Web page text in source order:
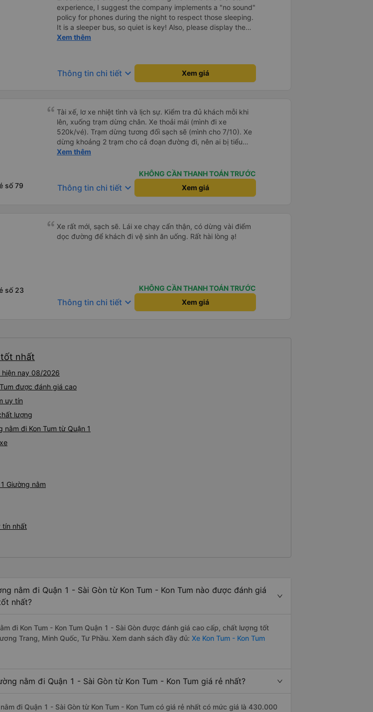
experience, I suggest the company implements a "no sound"
policy for phones during the night to respect those sleeping.
It is a sleeper bus, so quiet is key! Also, please display the
Wi-Fi password clearly inside the cabin for convenience. I
hơn, tôi góp ý nhà xe nên có quy định rõ ràng về việc giữ im
lặng (tắt âm thanh điện thoại) vào ban đêm để tránh làm
Tôi vẫn sẽ tiếp tục ủng hộ nhà xe trong tương lai!
Xem thêm
Thông tin chi tiết keyboard_arrow_down Xem giá
số 79
Tài xế, lơ xe nhiệt tình và lịch sự. Kiểm tra đủ khách mỗi khi
lên, xuống trạm dừng chân. Xe thoải mái (mình đi xe
520k/vé). Trạm dừng tương đối sạch sẽ (mình cho 7/10). Xe
dừng khoảng 2 trạm cho cả đoạn đường đi, nên ai bị tiểu
nhiều thì trước khi khởi hành ráng đừng uống nhiều nước
sáng của ngày khởi hành nhà xe sẽ gọi để hẹn giờ. Các bạn
phải đến đúng giờ nhà xe hẹn nhé.
Xem thêm
KHÔNG CẦN THANH TOÁN TRƯỚC
Thông tin chi tiết keyboard_arrow_down Xem giá
số 23
Xe rất mới, sạch sẽ. Lái xe chạy cẩn thận, có dừng vài điểm
dọc đường để khách đi vệ sinh ăn uống. Rất hài lòng ạ!
KHÔNG CẦN THANH TOÁN TRƯỚC
Thông tin chi tiết keyboard_arrow_down Xem giá
tốt nhất
hiện nay 08/2026
được đánh giá cao
uy tín
lượng
đi Kon Tum từ Quận 1
Giường nằm
tín nhất
nằm đi Quận 1 - Sài Gòn từ Kon Tum - Kon Tum nào được đánh giá
nhất?
đi Kon Tum - Kon Tum Quận 1 - Sài Gòn được đánh giá cao cấp, chất lượng tốt
Trang, Minh Quốc, Tư Phầu. Xem danh sách đầy đủ: Xe Kon Tum - Kon Tum
nằm đi Quận 1 - Sài Gòn từ Kon Tum - Kon Tum giá rẻ nhất?
đi Quận 1 - Sài Gòn từ Kon Tum - Kon Tum có giá rẻ nhất có mức giá là 430.000